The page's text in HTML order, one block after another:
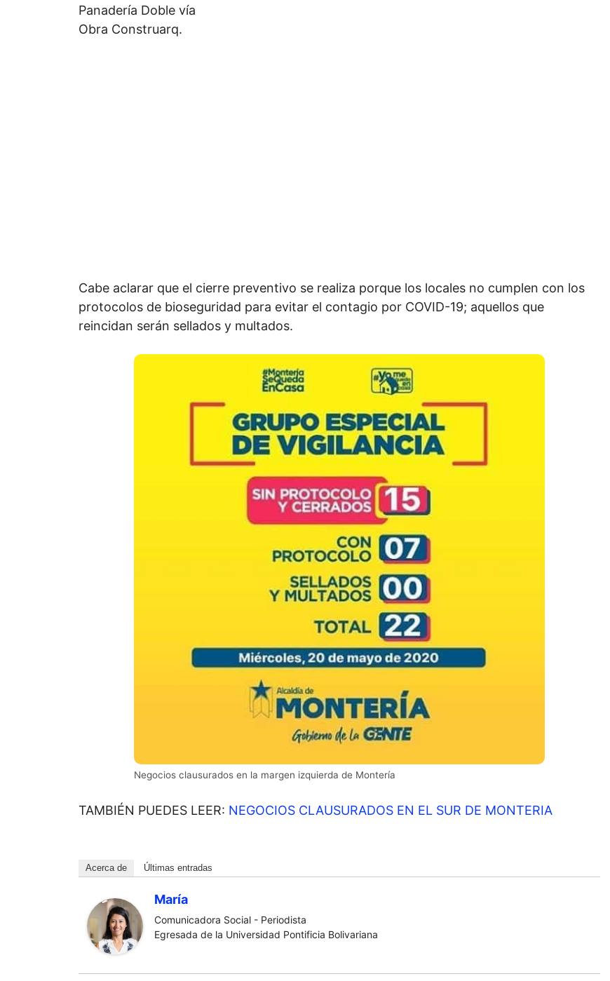
Panadería Doble vía
Obra Construarq.
Cabe aclarar que el cierre preventivo se realiza porque los locales no cumplen con los
protocolos de bioseguridad para evitar el contagio por COVID-19; aquellos que
reincidan serán sellados y multados.
Negocios clausurados en la margen izquierda de Montería
TAMBIÉN PUEDES LEER: NEGOCIOS CLAUSURADOS EN EL SUR DE MONTERIA
Acerca de Últimas entradas
María
Comunicadora Social - Periodista
Egresada de la Universidad Pontificia Bolivariana